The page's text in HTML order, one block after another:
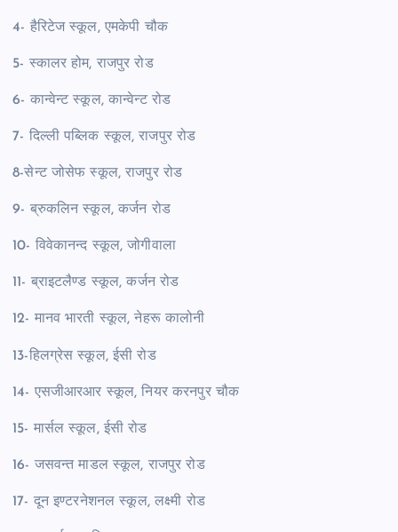
4- हैरिटेज स्कूल, एमकेपी चौक
5- स्कालर होम, राजपुर रोड
6- कान्वेन्ट स्कूल, कान्वेन्ट रोड
7- दिल्ली पब्लिक स्कूल, राजपुर रोड
8-सेन्ट जोसेफ स्कूल, राजपुर रोड
9- ब्रुकलिन स्कूल, कर्जन रोड
10- विवेकानन्द स्कूल, जोगीवाला
11- ब्राइटलैण्ड स्कूल, कर्जन रोड
12- मानव भारती स्कूल, नेहरू कालोनी
13-हिलग्रेस स्कूल, ईसी रोड
14- एसजीआरआर स्कूल, नियर करनपुर चौक
15- मार्सल स्कूल, ईसी रोड
16- जसवन्त माडल स्कूल, राजपुर रोड
17- दून इण्टरनेशनल स्कूल, लक्ष्मी रोड